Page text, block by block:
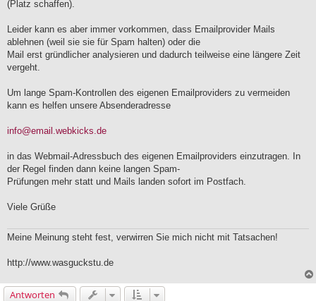
t
a
g
(Platz schaffen).
Leider kann es aber immer vorkommen, dass Emailprovider Mails
ablehnen (weil sie sie für Spam halten) oder die
Mail erst gründlicher analysieren und dadurch teilweise eine längere Zeit
vergeht.
Um lange Spam-Kontrollen des eigenen Emailproviders zu vermeiden
kann es helfen unsere Absenderadresse
info@email.webkicks.de
in das Webmail-Adressbuch des eigenen Emailproviders einzutragen. In
der Regel finden dann keine langen Spam-
Prüfungen mehr statt und Mails landen sofort im Postfach.
Viele Grüße
Meine Meinung steht fest, verwirren Sie mich nicht mit Tatsachen!
http://www.wasguckstu.de
Antworten